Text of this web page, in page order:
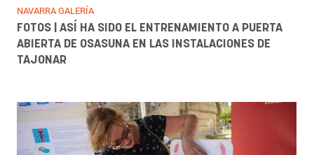
NAVARRA GALERÍA
FOTOS | ASÍ HA SIDO EL ENTRENAMIENTO A PUERTA
ABIERTA DE OSASUNA EN LAS INSTALACIONES DE
TAJONAR